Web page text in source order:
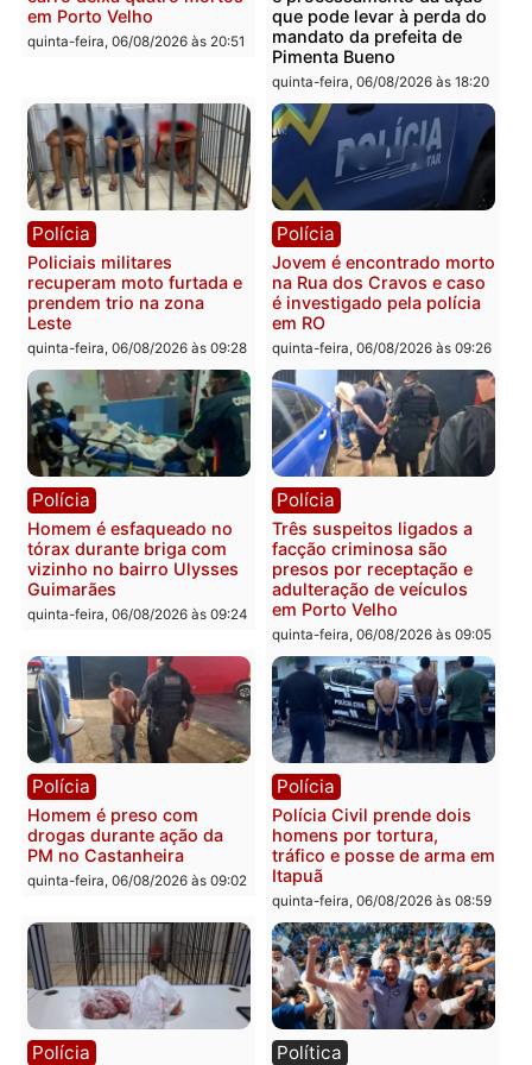
Você também vai querer ler...
Polícia
Tragédia na BR-364:
colisão entre caminhão e
carro deixa quatro mortos
em Porto Velho
quinta-feira, 06/08/2026 às 20:51
Política
Ministro Dias Tofolli , do
TSE, determina
e processamento da
que pode levar à perda
mandato da prefeita de
Pimenta Bueno
quinta-feira, 06/08/2026 às
Polícia
recuperam moto furtada e
prendem trio na zona
Leste
quinta-feira, 06/08/2026 às 09:28
Polícia
Jovem é encontrado
na Rua dos Cravos e
é investigado pela
em RO
quinta-feira, 06/08/2026 às
Homem é esfaqueado no
tórax durante briga com
vizinho no bairro Ulysses
Guimarães
quinta-feira, 06/08/2026 às 09:24
Polícia
Três suspeitos ligados a
facção criminosa são
presos por receptação e
adulteração de veículos
em Porto Velho
quinta-feira, 06/08/2026 às